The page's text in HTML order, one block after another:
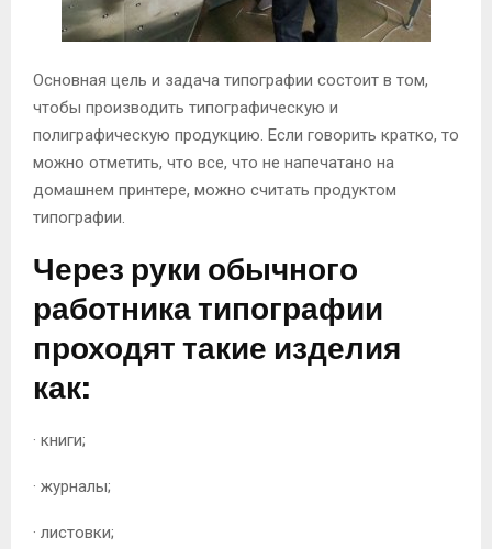
Е
Н
Ю
Основная цель и задача типографии состоит в том,
чтобы производить типографическую и
полиграфическую продукцию. Если говорить кратко, то
можно отметить, что все, что не напечатано на
домашнем принтере, можно считать продуктом
типографии.
Через руки обычного
работника типографии
проходят такие изделия
как:
· книги;
· журналы;
· листовки;